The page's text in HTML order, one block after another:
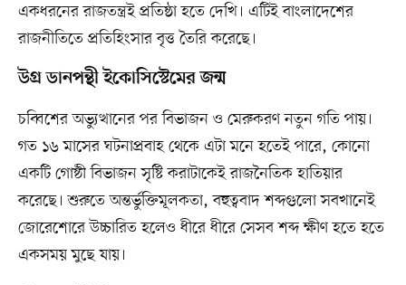
একধরনের রাজতন্ত্রই প্রতিষ্ঠা হতে দেখি। এটিই বাংলাদেশের
রাজনীতিতে প্রতিহিংসার বৃত্ত তৈরি করেছে।
উগ্র ডানপন্থী ইকোসিস্টেমের জন্ম
চব্বিশের অভ্যুত্থানের পর বিভাজন ও মেরুকরণ নতুন গতি পায়।
গত ১৬ মাসের ঘটনাপ্রবাহ থেকে এটা মনে হতেই পারে, কোনো
একটি গোষ্ঠী বিভাজন সৃষ্টি করাটাকেই রাজনৈতিক হাতিয়ার
করেছে। শুরুতে অন্তর্ভুক্তিমূলকতা, বহুত্ববাদ শব্দগুলো সবখানেই
জোরেশোরে উচ্চারিত হলেও ধীরে ধীরে সেসব শব্দ ক্ষীণ হতে হতে
একসময় মুছে যায়।